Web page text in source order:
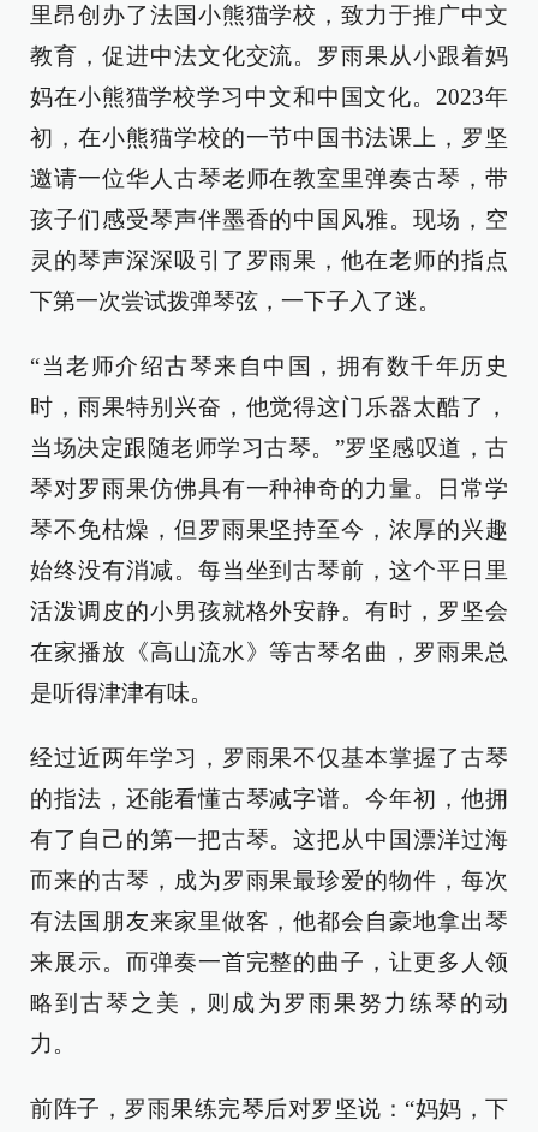
里昂创办了法国小熊猫学校，致力于推广中文
教育，促进中法文化交流。罗雨果从小跟着妈
妈在小熊猫学校学习中文和中国文化。2023年
初，在小熊猫学校的一节中国书法课上，罗坚
邀请一位华人古琴老师在教室里弹奏古琴，带
孩子们感受琴声伴墨香的中国风雅。现场，空
灵的琴声深深吸引了罗雨果，他在老师的指点
下第一次尝试拨弹琴弦，一下子入了迷。
“当老师介绍古琴来自中国，拥有数千年历史
时，雨果特别兴奋，他觉得这门乐器太酷了，
当场决定跟随老师学习古琴。”罗坚感叹道，古
琴对罗雨果仿佛具有一种神奇的力量。日常学
琴不免枯燥，但罗雨果坚持至今，浓厚的兴趣
始终没有消减。每当坐到古琴前，这个平日里
活泼调皮的小男孩就格外安静。有时，罗坚会
在家播放《高山流水》等古琴名曲，罗雨果总
是听得津津有味。
经过近两年学习，罗雨果不仅基本掌握了古琴
的指法，还能看懂古琴减字谱。今年初，他拥
有了自己的第一把古琴。这把从中国漂洋过海
而来的古琴，成为罗雨果最珍爱的物件，每次
有法国朋友来家里做客，他都会自豪地拿出琴
来展示。而弹奏一首完整的曲子，让更多人领
略到古琴之美，则成为罗雨果努力练琴的动
力。
前阵子，罗雨果练完琴后对罗坚说：“妈妈，下